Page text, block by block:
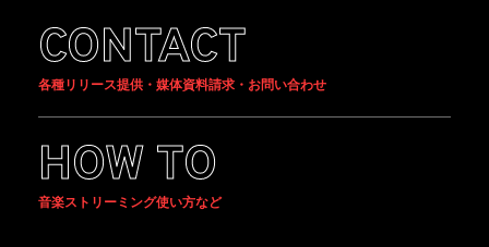
CONTACT
各種リリース提供・媒体資料請求・お問い合わせ
HOW TO
音楽ストリーミング使い方など